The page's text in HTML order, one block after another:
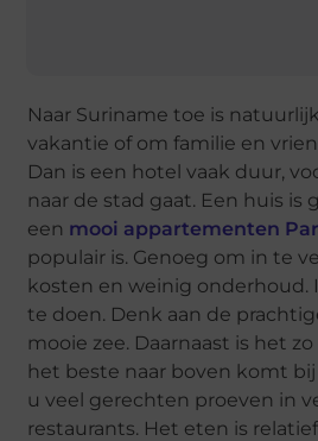
Naar Suriname toe is
vakantie of om familie en
Dan is een hotel vaak duur,
naar de stad gaat. Een huis is
een mooi appartementen
populair is. Genoeg om in te
kosten en weinig onderhoud.
te doen. Denk aan de
mooie zee. Daarnaast is het
het beste naar boven komt
u veel gerechten proeven in
restaurants. Het eten is